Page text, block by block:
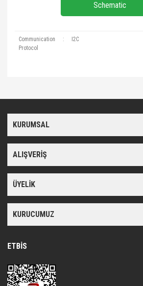
Schematic
Communication
Protocol
: I2C
tarafımıza iletebilirsiniz.
Ürün bilgilerinde hatalar bulunuyor.
Ürün fiyatı diğer sitelerden daha pahalı.
Bu ürüne benzer farklı alternatifler olmalı.
KURUMSAL
ALIŞVERİŞ
ÜYELİK
KURUCUMUZ
ETBİS